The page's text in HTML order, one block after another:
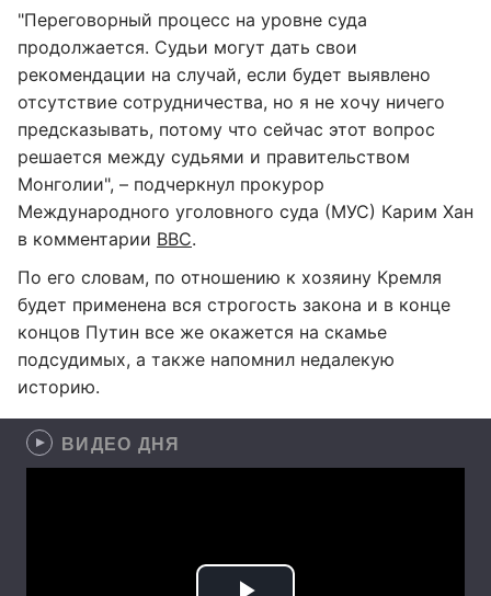
"Переговорный процесс на уровне суда
продолжается. Судьи могут дать свои
рекомендации на случай, если будет выявлено
отсутствие сотрудничества, но я не хочу ничего
предсказывать, потому что сейчас этот вопрос
решается между судьями и правительством
Монголии", – подчеркнул прокурор
Международного уголовного суда (МУС) Карим Хан
в комментарии ВВС.
По его словам, по отношению к хозяину Кремля
будет применена вся строгость закона и в конце
концов Путин все же окажется на скамье
подсудимых, а также напомнил недалекую
историю.
ВИДЕО ДНЯ